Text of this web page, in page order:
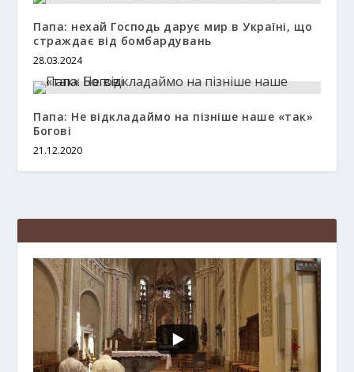
Папа: нехай Господь дарує мир в Україні, що
страждає від бомбардувань
28.03.2024
Папа: Не відкладаймо на пізніше наше «так»
Богові
21.12.2020